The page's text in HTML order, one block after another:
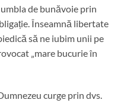
de bunăvoie prin
Înseamnă libertate
să ne iubim unii pe
„mare bucurie în
curge prin dvs.